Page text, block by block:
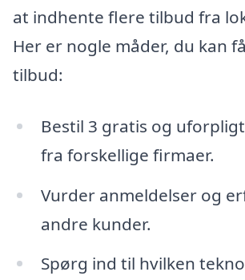
at indhente flere tilbud fra
Her er nogle måder, du kan
tilbud:
Bestil 3 gratis og
fra forskellige firmaer.
Vurder anmeldelser og
andre kunder.
Spørg ind til hvilken